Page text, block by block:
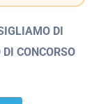
DI
DI CONCORSO